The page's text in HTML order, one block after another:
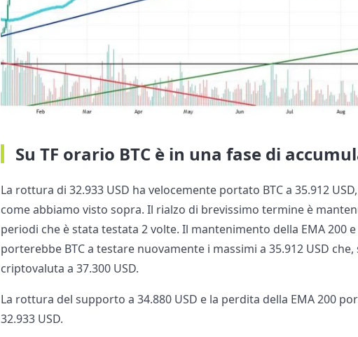
Su TF orario BTC è in una fase di
La rottura di 32.933 USD ha velocemente portato BTC a 35.912
come abbiamo visto sopra. Il rialzo di brevissimo termine è
periodi che è stata testata 2 volte. Il mantenimento della EMA 200
porterebbe BTC a testare nuovamente i massimi a 35.912 USD
criptovaluta a 37.300 USD.
La rottura del supporto a 34.880 USD e la perdita della EMA 200
32.933 USD.